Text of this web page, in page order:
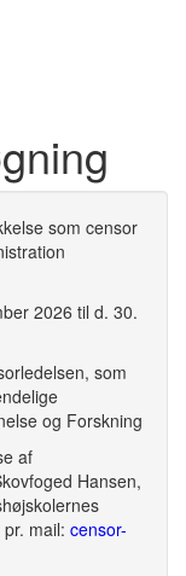
som censor
2026 til d. 30.
som
og Forskning
af
Hansen,
mail: censor-